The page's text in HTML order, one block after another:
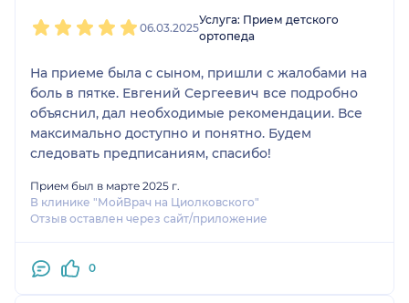
06.03.2025
Услуга: Прием детского
ортопеда
На приеме была с сыном, пришли с жалобами на
боль в пятке. Евгений Сергеевич все подробно
объяснил, дал необходимые рекомендации. Все
максимально доступно и понятно. Будем
следовать предписаниям, спасибо!
Прием был в марте 2025 г.
В клинике "МойВрач на Циолковского"
Отзыв оставлен через сайт/приложение
0